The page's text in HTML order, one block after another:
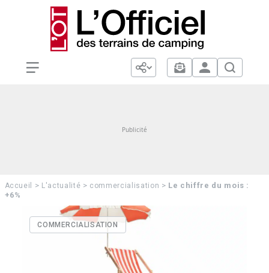
Accueil > L'actualité > commercialisation > Le chiffre du mois :
+6%
COMMERCIALISATION